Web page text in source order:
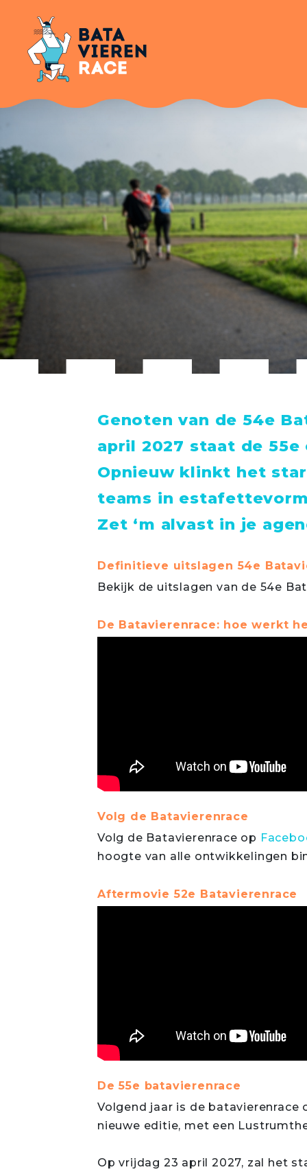
Genoten van de 54e
april 2027 staat de
Opnieuw klinkt het
teams in
Zet ‘m alvast in je
Definitieve uitslagen 54e
Bekijk de uitslagen van de 54e
De Batavierenrace: hoe werkt
Volg de Batavierenrace
Volg de Batavierenrace op
hoogte van alle ontwikkelingen
Aftermovie 52e Batavierenrace
De 55e batavierenrace
Volgend jaar is de batavierenrace
nieuwe editie, met een
Op vrijdag 23 april 2027, zal het